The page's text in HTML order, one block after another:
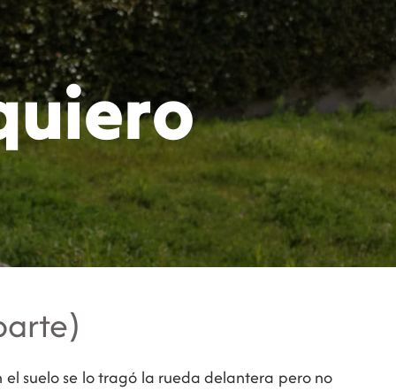
Suscripción Sobre mí
suelo se lo tragó la rueda delantera pero no